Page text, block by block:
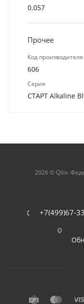
0.057
Прочее
Код производителя
606
Серия
СТАРТ Alkaline
2026 © Qilix:
+7(499)67-